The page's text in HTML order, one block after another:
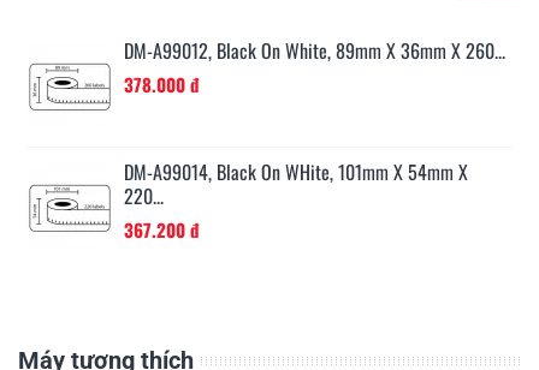
DM-A99012, Black On White, 89mm X 36mm X 260...
378.000 đ
DM-A99014, Black On WHite, 101mm X 54mm X
220...
367.200 đ
Máy tương thích